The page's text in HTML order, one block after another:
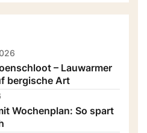
– Lauwarmer
bergische Art
Wochenplan: So spart